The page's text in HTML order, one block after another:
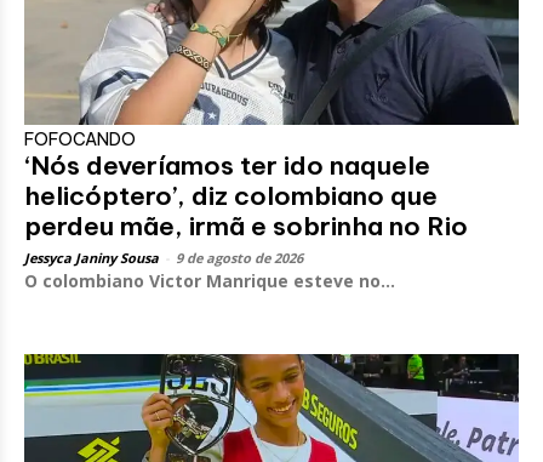
FOFOCANDO
‘Nós deveríamos ter ido naquele
helicóptero’, diz colombiano que
perdeu mãe, irmã e sobrinha no Rio
Jessyca Janiny Sousa 9 de agosto de 2026
O colombiano Victor Manrique esteve no...